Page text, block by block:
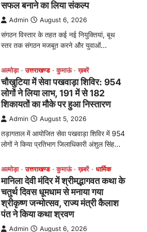
लोगों ने किया प्रतिभाग जिलाधिकारी अंशुल सिंह…
अल्मोड़ा उत्तराखण्ड कुमाऊं ख़बरें धार्मिक
चतुर्थ दिवस धूमधाम से मनाया गया
श्रीकृष्ण जन्मोत्सव, राज्य मंत्री कैलाश
पंत ने किया कथा श्रवण
Admin August 6, 2026
रानीखेत। मानिला देवी मंदिर, कमराड़/विनायक क्षेत्र
में आयोजित श्रीमद्भागवत कथा के चतुर्थ दिवस
गुरुवार को…
अल्मोड़ा उत्तराखण्ड कुमाऊं ख़बरें
रानीखेत में शिक्षा-स्वास्थ्य व्यवस्था पर
फूटा कांग्रेस का गुस्सा, मंत्री और
सरकार का पुतला फूंका
Admin August 6, 2026